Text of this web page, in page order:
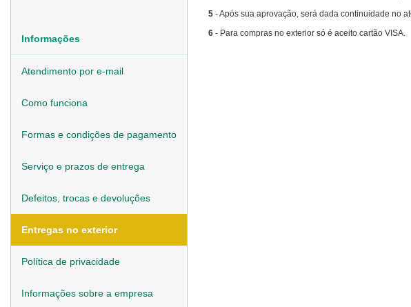
Informações
Atendimento por e-mail
Como funciona
Formas e condições de pagamento
Serviço e prazos de entrega
Defeitos, trocas e devoluções
Entregas no exterior
Política de privacidade
Informações sobre a empresa
5 - Após sua aprovação, será dada continuidade no
6 - Para compras no exterior só é aceito cartão VISA.